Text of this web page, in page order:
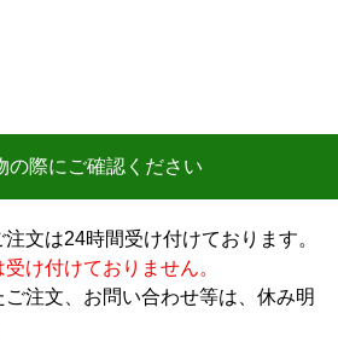
事費で稼ぐ形。
とつかわない
の際にご確認ください
文は24時間受け付けております。
け付けておりません。
注文、お問い合わせ等は、休み明